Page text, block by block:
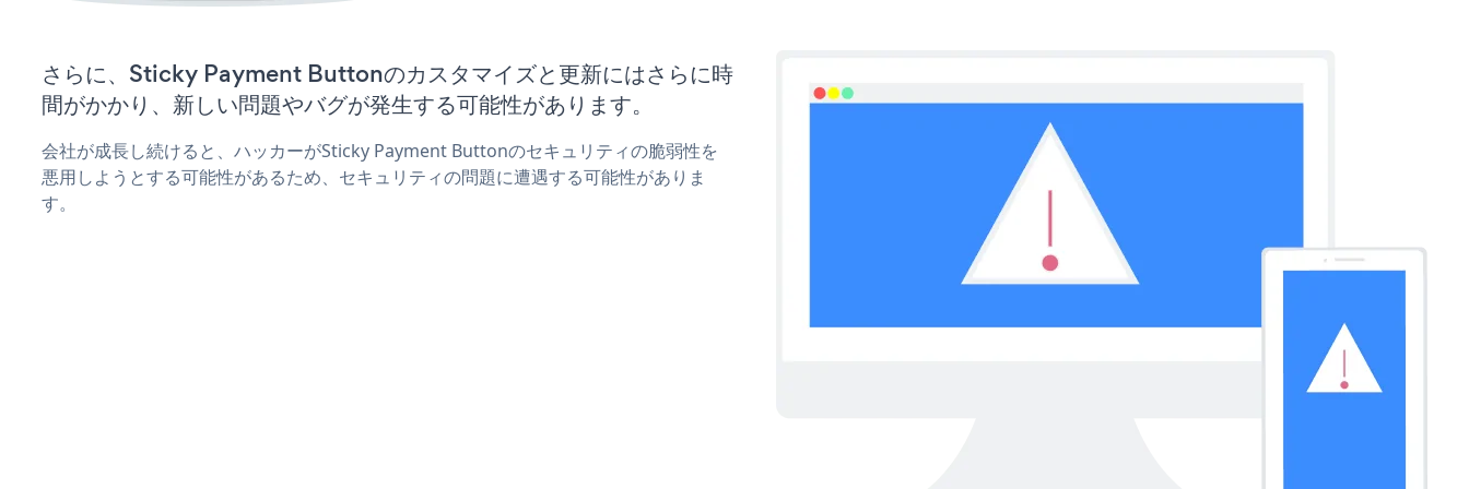
さらに、Sticky Payment Buttonのカスタマイズと更新にはさらに時
間がかかり、新しい問題やバグが発生する可能性があります。
会社が成長し続けると、ハッカーがSticky Payment Buttonのセキュリティの脆弱性を
悪用しようとする可能性があるため、セキュリティの問題に遭遇する可能性がありま
す。